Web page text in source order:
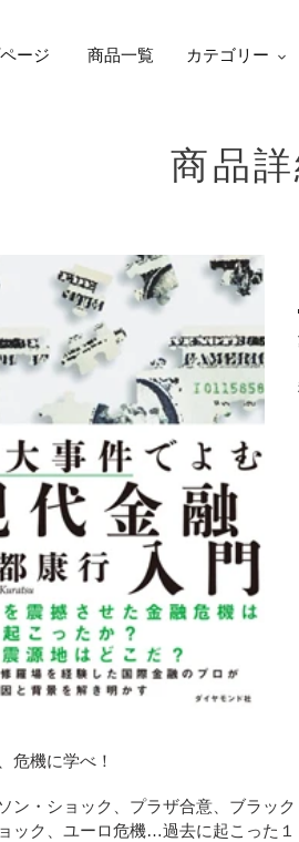
ージ 商品一覧 カテゴリー
商品詳
危機に学べ！
ン・ショック、プラザ合意、ブラッ
ック、ユーロ危機…過去に起こった